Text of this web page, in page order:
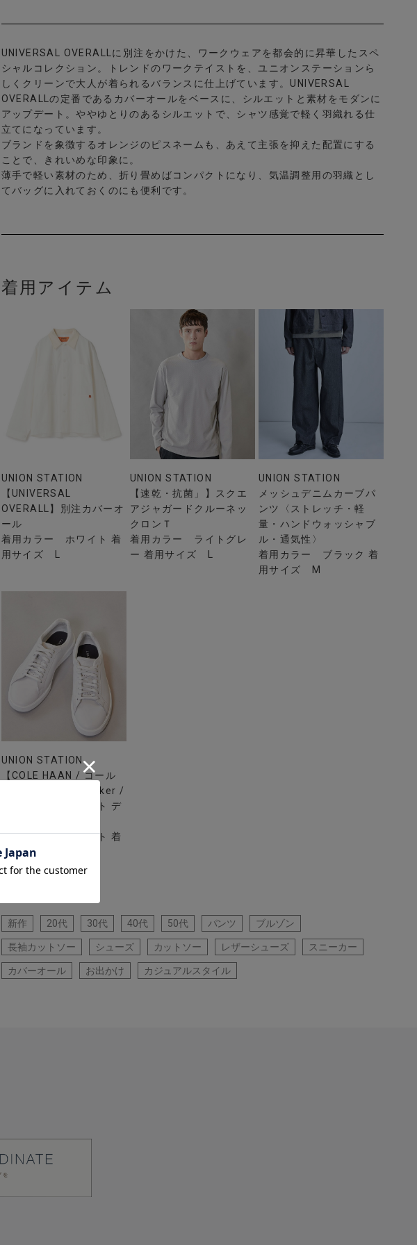
UNIVERSAL OVERALLに別注をかけた、ワークウェアを都会的に昇華したスペ
シャルコレクション。トレンドのワークテイストを、ユニオンステーションら
しくクリーンで大人が着られるバランスに仕上げています。UNIVERSAL
OVERALLの定番であるカバーオールをベースに、シルエットと素材をモダンに
アップデート。ややゆとりのあるシルエットで、シャツ感覚で軽く羽織れる仕
立てになっています。
ブランドを象徴するオレンジのピスネームも、あえて主張を抑えた配置にする
ことで、きれいめな印象に。
薄手で軽い素材のため、折り畳めばコンパクトになり、気温調整用の羽織とし
てバッグに入れておくのにも便利です。
着用アイテム
UNION STATION
【UNIVERSAL
OVERALL】別注カバーオ
ール
着用カラー ホワイト 着
用サイズ L
UNION STATION
【速乾・抗菌」】スクエ
アジャガードクルーネッ
クロンＴ
着用カラー ライトグレ
ー 着用サイズ L
UNION STATION
メッシュデニムカーブパ
ンツ〈ストレッチ・軽
量・ハンドウォッシャブ
ル・通気性〉
着用カラー ブラック 着
用サイズ M
UNION STATION
【COLE HAAN / コール
ハーン】Daily Sneaker /
グランドクロスコート デ
着用カラー ホワイト 着
用サイズ L
新作 20代 30代 40代 50代 パンツ ブルゾン
長袖カットソー シューズ カットソー レザーシューズ スニーカー
カバーオール お出かけ カジュアルスタイル